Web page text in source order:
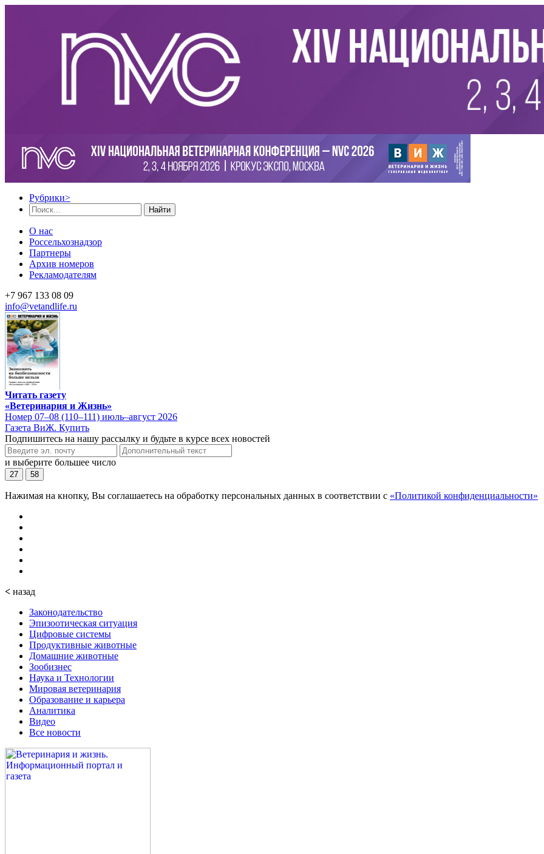
Рубрики>
Найти
О нас
Россельхознадзор
Партнеры
Архив номеров
Рекламодателям
+7 967 133 08 09
info@vetandlife.ru
Читать газету
«Ветеринария и Жизнь»
Номер 07–08 (110–111) июль–август 2026
Газета ВиЖ. Купить
Подпишитесь на нашу рассылку и будьте в курсе всех новостей
и выберите большее число
27 58
Нажимая на кнопку, Вы соглашаетесь на обработку персональных данных в соответствии с «Политикой конфиденциальности»
< назад
Законодательство
Эпизоотическая ситуация
Цифровые системы
Продуктивные животные
Домашние животные
Зообизнес
Наука и Технологии
Мировая ветеринария
Образование и карьера
Аналитика
Видео
Все новости